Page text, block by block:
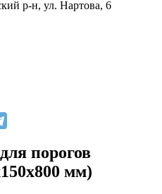
р-н, ул. Нартова, 6
порогов
мм)